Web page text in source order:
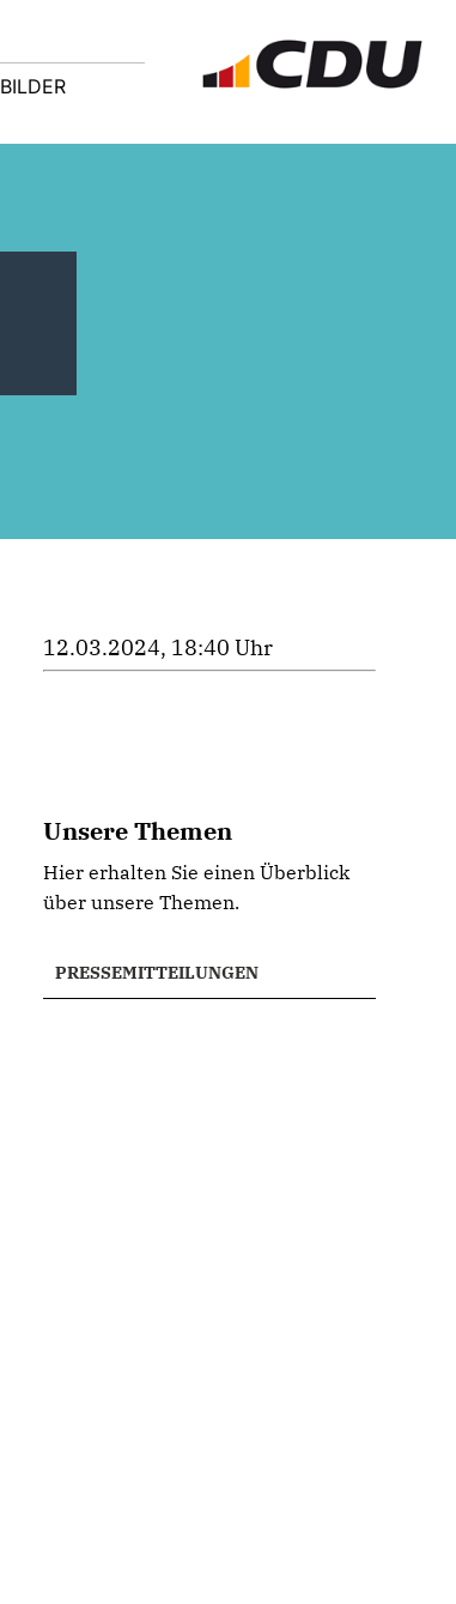
BILDER
12.03.2024, 18:40 Uhr
Unsere Themen
Hier erhalten Sie einen Überblick
über unsere Themen.
PRESSEMITTEILUNGEN